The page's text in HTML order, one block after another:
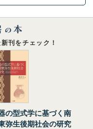
刊をチェック！
の型式学に基づく南
弥生後期社会の研究